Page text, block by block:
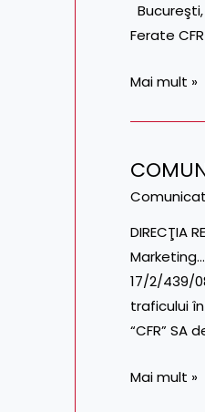
Ferate
Mai mult »
DIRECŢIA
17/2/439/
traficului
“CFR”
DE
08.12.2015
Mai mult »